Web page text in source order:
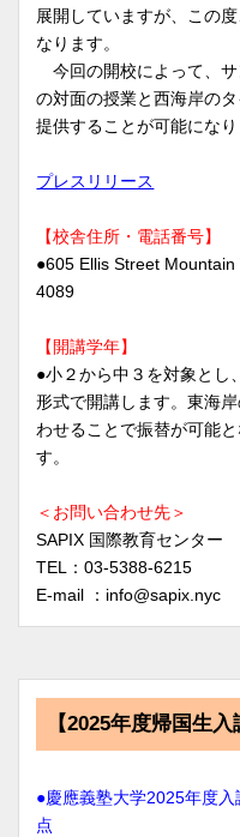
展開していますが、この
なります。
今回の開校によって、
の対面の授業と西海岸の
提供することが可能になり
プレスリリース
【校舎住所・電話番号】
●605 Ellis Street
4089
【開講学年】
●小２から中３を対象とし
形式で開講します。東海
わせることで振替が可能
す。
＜お問い合わせ先＞
SAPIX 国際教育センター
TEL：03-5388-6215
E-mail ：info@sapix.nyc
【2025年度帰国生
●慶應義塾大学2025年度
点